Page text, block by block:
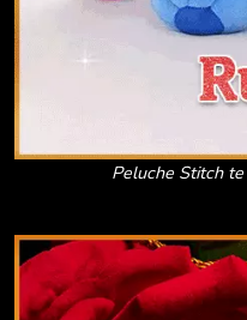
Peluche Stitch